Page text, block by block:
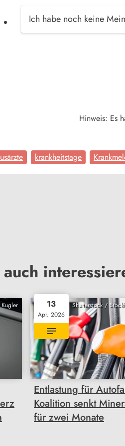
Ich habe noch keine
Hinweis: Es
krankheitstage
Shutterstock /
13
Apr. 2026
Entlastung für
Koalition senkt
für zwei Monate